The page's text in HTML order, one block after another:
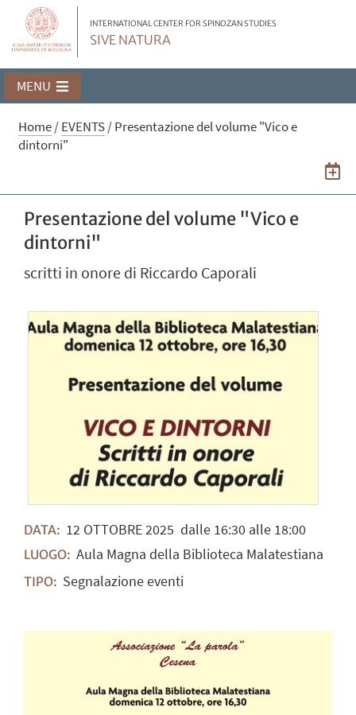
INTERNATIONAL CENTER FOR SPINOZAN STUDIES
SIVE NATURA
MENU
Home/EVENTS/Presentazione del volume "Vico e
dintorni"
Presentazione del volume "Vico e
dintorni"
scritti in onore di Riccardo Caporali
DATA: 12OTTOBRE2025 dalle 16:30 alle 18:00
LUOGO: Aula Magna della Biblioteca Malatestiana
TIPO: Segnalazione eventi